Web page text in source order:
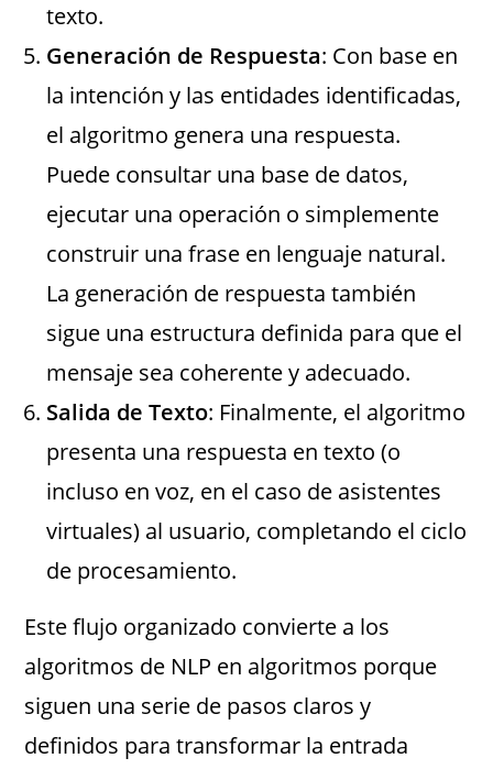
texto.
Generación de Respuesta: Con base en
la intención y las entidades identificadas,
el algoritmo genera una respuesta.
Puede consultar una base de datos,
ejecutar una operación o simplemente
construir una frase en lenguaje natural.
La generación de respuesta también
sigue una estructura definida para que el
mensaje sea coherente y adecuado.
Salida de Texto: Finalmente, el algoritmo
presenta una respuesta en texto (o
incluso en voz, en el caso de asistentes
virtuales) al usuario, completando el ciclo
de procesamiento.
Este flujo organizado convierte a los
algoritmos de NLP en algoritmos porque
siguen una serie de pasos claros y
definidos para transformar la entrada